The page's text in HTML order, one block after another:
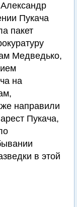
Пукача
пакет
Медведько,
на
направили
Пукача,
в этой